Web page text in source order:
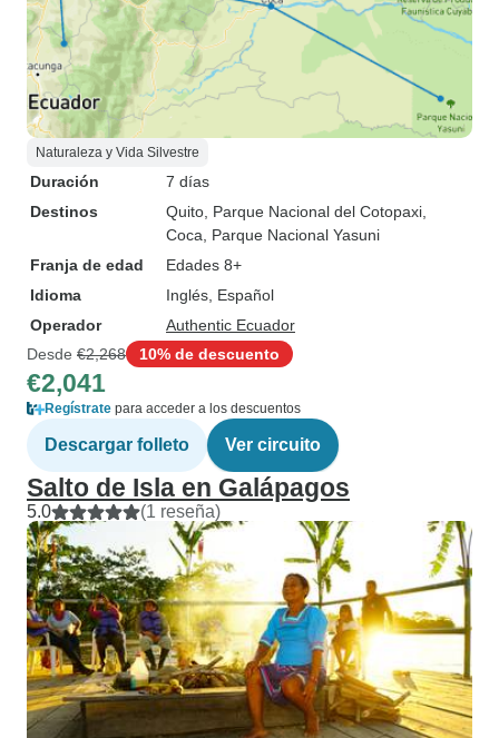
Naturaleza y Vida Silvestre
Duración
7 días
Destinos
Quito , Parque Nacional del Cotopaxi
Coca , Parque Nacional Yasuni
Franja de edad
Edades 8+
Idioma
Inglés, Español
Operador
Authentic Ecuador
Desde €2,268 10% de descuento
€2,041
Regístrate para acceder a los descuentos
Descargar folleto Ver circuito
Salto de Isla en Galápagos
5.0 (1 reseña)